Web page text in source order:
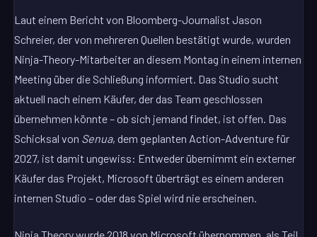
Laut einem Bericht von Bloomberg-Journalist Jason
Schreier, der von mehreren Quellen bestätigt wurde, wurden
Ninja-Theory-Mitarbeiter an diesem Montag in einem internen
Meeting über die Schließung informiert. Das Studio sucht
aktuell nach einem Käufer, der das Team geschlossen
übernehmen könnte – ob sich jemand findet, ist offen. Das
Schicksal von Senua, dem geplanten Action-Adventure für
2027, ist damit ungewiss: Entweder übernimmt ein externer
Käufer das Projekt, Microsoft überträgt es einem anderen
internen Studio – oder das Spiel wird nie erscheinen.